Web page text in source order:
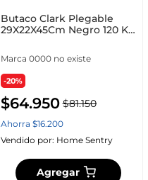
Butaco Clark Plegable
29X22X45Cm Negro 120 Kg
Marca 0000 no existe
-20%
$64.950 $81.150
Ahorra $16.200
Vendido por: Home Sentry
Agregar